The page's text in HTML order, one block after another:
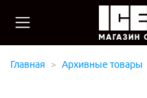
Главная Архивные товары